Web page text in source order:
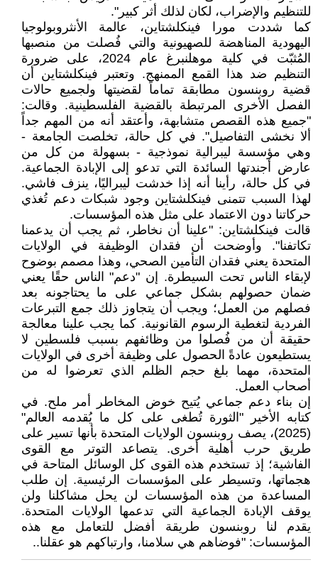
للتنظيم والإضراب، لكان لذلك أثر كبير".
كما شددت مورا فينكلشتاين، عالمة الأنثروبولوجيا
اليهودية المناهضة للصهيونية والتي فُصلت من منصبها
المُثبّت في كلية موهلنبرغ عام 2024، على ضرورة
التنظيم ضد هذا القمع الممنهج. وتعتبر فينكلشتاين أن
قضية روبنسون مطابقة تماماً لقضيتها ولجميع حالات
الفصل الأخرى المرتبطة بالقضية الفلسطينية. وقالت:
"جميع هذه القصص متشابهة، وأعتقد أنه من المهم جداً
ألا نخشى التفاصيل". في كل حالة، تخلصت الجامعة -
وهي مؤسسة ليبرالية نموذجية - بسهولة من كل من
عارض أجندتها السائدة التي تدعو إلى الإبادة الجماعية.
في كل حالة، رأينا أنه إذا خدشت ليبراليًا، ينزف فاشي.
لهذا السبب تتمنى فينكلشتاين وجود شبكات دعم تُغذي
حركاتنا دون الاعتماد على مثل هذه المؤسسات.
قالت فينكلشتاين: "علينا أن نخاطر، ثم يجب أن يدعمنا
تكاتفنا". وأوضحت أن فقدان الوظيفة في الولايات
المتحدة يعني فقدان التأمين الصحي، وهذا مصمم بوضوح
لإبقاء الناس تحت السيطرة. إن "دعم" الناس حقًا يعني
ضمان حصولهم بشكل جماعي على ما يحتاجونه بعد
فصلهم من العمل؛ ويجب أن يتجاوز ذلك جمع التبرعات
الفردية لتغطية الرسوم القانونية. كما يجب علينا معالجة
حقيقة أن من فُصلوا من وظائفهم بسبب فلسطين لا
يستطيعون عادةً الحصول على وظيفة أخرى في الولايات
المتحدة، مهما بلغ حجم الظلم الذي تعرضوا له من
أصحاب العمل.
إن بناء دعم جماعي يُتيح خوض المخاطر أمر ملح. في
كتابه الأخير "الثورة تُطغى على كل ما يُقدمه العالم"
(2025)، يصف روبنسون الولايات المتحدة بأنها تسير على
طريق حرب أهلية أخرى. يتصاعد التوتر مع القوى
الفاشية؛ إذ تستخدم هذه القوى كل الوسائل المتاحة في
هجماتها، وتسيطر على المؤسسات الرئيسية. إن طلب
المساعدة من هذه المؤسسات لن يحل مشاكلنا ولن
يوقف الإبادة الجماعية التي تدعمها الولايات المتحدة.
يقدم لنا روبنسون طريقة أفضل للتعامل مع هذه
المؤسسات: "فوضاهم هي سلامنا، وارتباكهم هو عقلنا..